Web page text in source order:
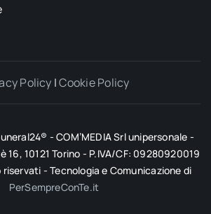
Policy |Cookie Policy
- COM’MEDIA Srl unipersonale -
16, 10121 Torino - P.IVA/CF: 09280920019
- Tecnologia e Comunicazione di
PerSempreConTe.it